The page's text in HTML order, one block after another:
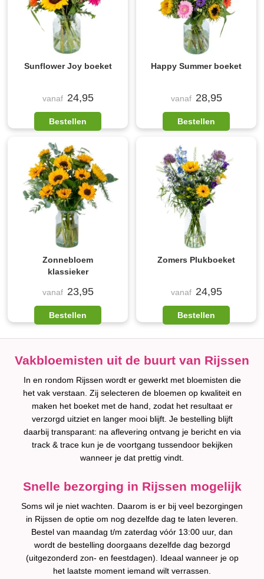
Sunflower Joy boeket
vanaf 24,95
Bestellen
Happy Summer boeket
vanaf 28,95
Bestellen
Zonnebloem
klassieker
vanaf 23,95
Bestellen
Zomers Plukboeket
vanaf 24,95
Bestellen
Vakbloemisten uit de buurt van Rijssen
In en rondom Rijssen wordt er gewerkt met bloemisten die
het vak verstaan. Zij selecteren de bloemen op kwaliteit en
maken het boeket met de hand, zodat het resultaat er
verzorgd uitziet en langer mooi blijft. Je bestelling blijft
daarbij transparant: na aflevering ontvang je bericht en via
track & trace kun je de voortgang tussendoor bekijken
wanneer je dat prettig vindt.
Snelle bezorging in Rijssen mogelijk
Soms wil je niet wachten. Daarom is er bij veel bezorgingen
in Rijssen de optie om nog dezelfde dag te laten leveren.
Bestel van maandag t/m zaterdag vóór 13:00 uur, dan
wordt de bestelling doorgaans dezelfde dag bezorgd
(uitgezonderd zon- en feestdagen). Ideaal wanneer je op
het laatste moment iemand wilt verrassen.